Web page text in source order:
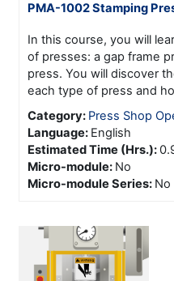
PMA-1002 Stamping
In this course, you will
of presses: a gap frame
press. You will discover
each type of press and
Category: Press Shop
Language: English
Estimated Time (Hrs.):
Micro-module: No
Micro-module Series: No